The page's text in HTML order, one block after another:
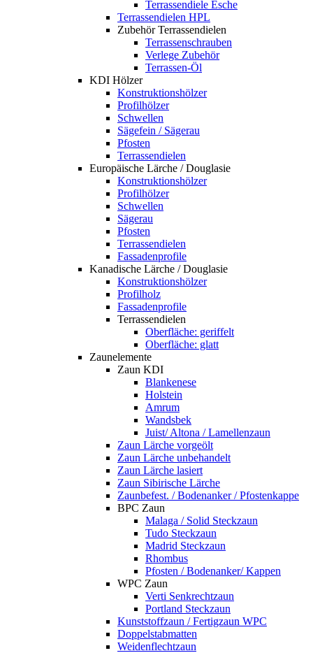
Terrassendiele Esche
Terrassendielen HPL
Zubehör Terrassendielen
Terrassenschrauben
Verlege Zubehör
Terrassen-Öl
KDI Hölzer
Konstruktionshölzer
Profilhölzer
Schwellen
Sägefein / Sägerau
Pfosten
Terrassendielen
Europäische Lärche / Douglasie
Konstruktionshölzer
Profilhölzer
Schwellen
Sägerau
Pfosten
Terrassendielen
Fassadenprofile
Kanadische Lärche / Douglasie
Konstruktionshölzer
Profilholz
Fassadenprofile
Terrassendielen
Oberfläche: geriffelt
Oberfläche: glatt
Zaunelemente
Zaun KDI
Blankenese
Holstein
Amrum
Wandsbek
Juist/ Altona / Lamellenzaun
Zaun Lärche vorgeölt
Zaun Lärche unbehandelt
Zaun Lärche lasiert
Zaun Sibirische Lärche
Zaunbefest. / Bodenanker / Pfostenkappe
BPC Zaun
Malaga / Solid Steckzaun
Tudo Steckzaun
Madrid Steckzaun
Rhombus
Pfosten / Bodenanker/ Kappen
WPC Zaun
Verti Senkrechtzaun
Portland Steckzaun
Kunststoffzaun / Fertigzaun WPC
Doppelstabmatten
Weidenflechtzaun